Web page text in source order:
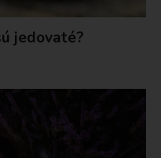
jedovaté?